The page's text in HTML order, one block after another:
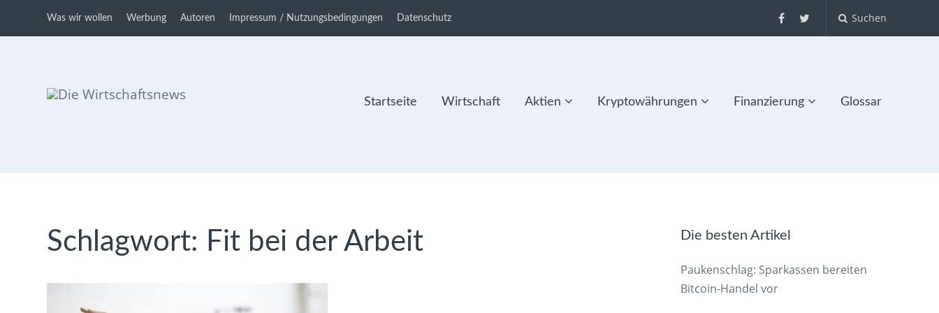
Was wir wollen Werbung Autoren Impressum / Nutzungsbedingungen Datenschutz Suchen
Startseite Wirtschaft Aktien Kryptowährungen Finanzierung Glossar
Schlagwort: Fit bei der Arbeit Die besten Artikel
Paukenschlag: Sparkassen bereiten
Bitcoin-Handel vor